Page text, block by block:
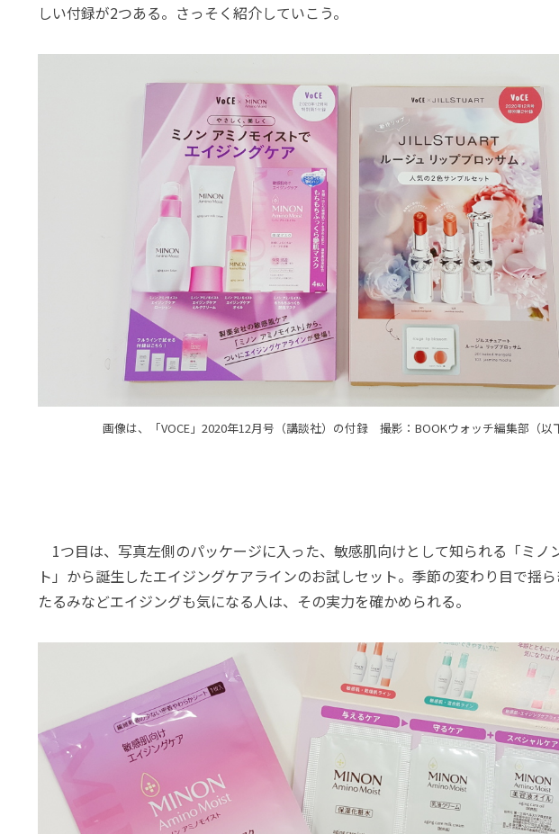
しい付録が2つある。さっそく紹介していこう。
画像は、「VOCE」2020年12月号（講談社）の付録 撮影：BOOKウォッチ編集部（以
1つ目は、写真左側のパッケージに入った、敏感肌向けとして知られる「ミノ
ト」から誕生したエイジングケアラインのお試しセット。季節の変わり目で揺ら
たるみなどエイジングも気になる人は、その実力を確かめられる。